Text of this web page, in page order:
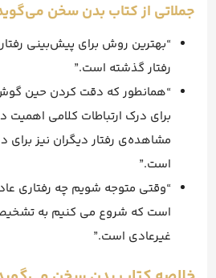
جملاتی از کتاب بدن سخن
“بهترین روش برای پیش‌بینی رفتار
رفتار گذشته است.”
“همانطور که دقت کردن حین
برای درک ارتباطات کلامی
مشاهده‌ی رفتار دیگران نیز برای
است.”
“وقتی متوجه شویم چه رفتاری
است که شروع می کنیم به
غیرعادی است.”